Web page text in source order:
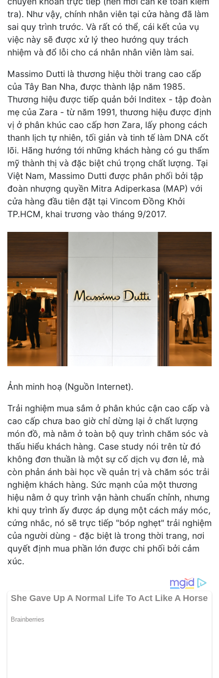
tra). Như vậy, chính nhân viên tại cửa hàng đã làm
sai quy trình trước. Và rất có thể, cái kết của vụ
việc này sẽ được xử lý theo hướng quy trách
nhiệm và đổ lỗi cho cá nhân nhân viên làm sai.
Massimo Dutti là thương hiệu thời trang cao cấp
của Tây Ban Nha, được thành lập năm 1985.
Thương hiệu được tiếp quản bởi Inditex - tập đoàn
mẹ của Zara - từ năm 1991, thương hiệu được định
vị ở phân khúc cao cấp hơn Zara, lấy phong cách
thanh lịch tự nhiên, tối giản và tinh tế làm DNA cốt
lõi. Hãng hướng tới những khách hàng có gu thẩm
mỹ thành thị và đặc biệt chú trọng chất lượng. Tại
Việt Nam, Massimo Dutti được phân phối bởi tập
đoàn nhượng quyền Mitra Adiperkasa (MAP) với
cửa hàng đầu tiên đặt tại Vincom Đồng Khởi
TP.HCM, khai trương vào tháng 9/2017.
Ảnh minh hoạ (Nguồn Internet).
Trải nghiệm mua sắm ở phân khúc cận cao cấp và
cao cấp chưa bao giờ chỉ dừng lại ở chất lượng
món đồ, mà nằm ở toàn bộ quy trình chăm sóc và
thấu hiểu khách hàng. Case study nói trên từ đó
không đơn thuần là một sự cố dịch vụ đơn lẻ, mà
còn phản ánh bài học về quản trị và chăm sóc trải
nghiệm khách hàng. Sức mạnh của một thương
hiệu nằm ở quy trình vận hành chuẩn chỉnh, nhưng
khi quy trình ấy được áp dụng một cách máy móc,
cứng nhắc, nó sẽ trực tiếp "bóp nghẹt" trải nghiệm
của người dùng - đặc biệt là trong thời trang, nơi
quyết định mua phần lớn được chi phối bởi cảm
xúc.